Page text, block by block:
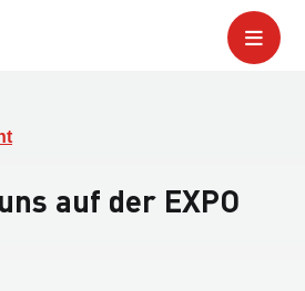
auf der EXPO